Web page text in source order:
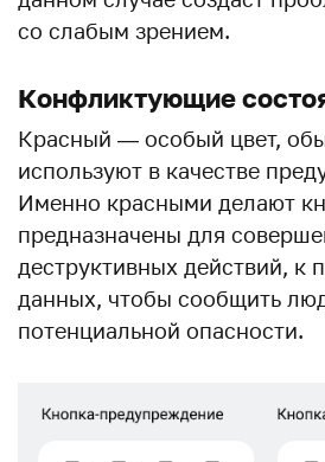
со слабым зрением.
Конфликтующие
Красный — особый цвет,
используют в качестве
Именно красными делают
предназначены для
деструктивных действий, к
данных, чтобы сообщить
потенциальной опасности.